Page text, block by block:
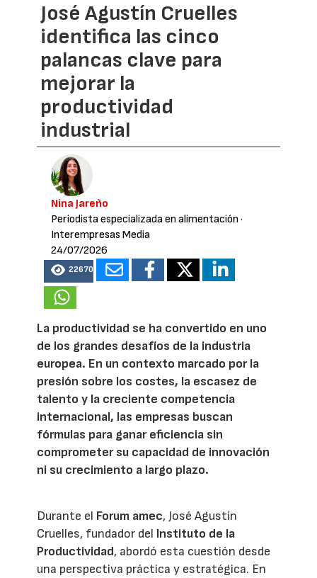
José Agustín Cruelles
identifica las cinco
palancas clave para
mejorar la
productividad
industrial
Nina Jareño
Periodista especializada en alimentación ·
Interempresas Media
24/07/2026
22670
La productividad se ha convertido en uno
de los grandes desafíos de la industria
europea. En un contexto marcado por la
presión sobre los costes, la escasez de
talento y la creciente competencia
internacional, las empresas buscan
fórmulas para ganar eficiencia sin
comprometer su capacidad de innovación
ni su crecimiento a largo plazo.
Durante el Forum amec, José Agustín
Cruelles, fundador del Instituto de la
Productividad, abordó esta cuestión desde
una perspectiva práctica y estratégica. En